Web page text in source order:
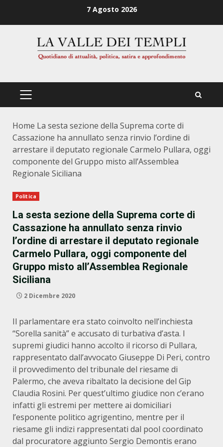
7 Agosto 2026
PRIMÄRES
Home La sesta sezione della Suprema corte di
Cassazione ha annullato senza rinvio l’ordine di
arrestare il deputato regionale Carmelo Pullara, oggi
componente del Gruppo misto all’Assemblea
Regionale Siciliana
Politica
La sesta sezione della Suprema corte di
Cassazione ha annullato senza rinvio
l’ordine di arrestare il deputato regionale
Carmelo Pullara, oggi componente del
Gruppo misto all’Assemblea Regionale
Siciliana
2 Dicembre 2020
Il parlamentare era stato coinvolto nell’inchiesta
“Sorella sanità” e accusato di turbativa d’asta. I
supremi giudici hanno accolto il ricorso di Pullara,
rappresentato dall’avvocato Giuseppe Di Peri, contro
il provvedimento del tribunale del riesame di
Palermo, che aveva ribaltato la decisione del Gip
Claudia Rosini. Per quest’ultimo giudice non c’erano
infatti gli estremi per mettere ai domiciliari
l’esponente politico agrigentino, mentre per il
riesame gli indizi rappresentati dal pool coordinato
dal procuratore aggiunto Sergio Demontis erano